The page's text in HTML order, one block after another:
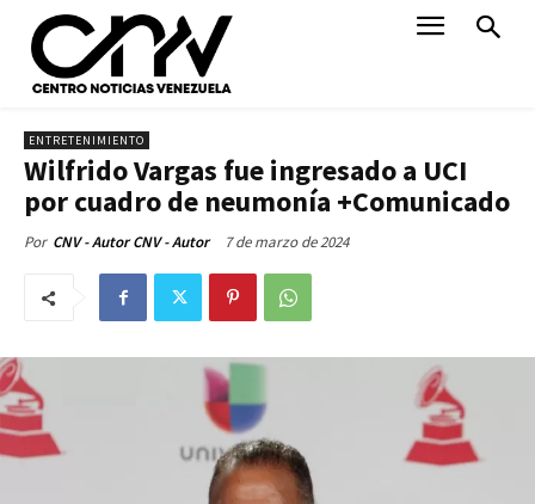
ENTRETENIMIENTO
Wilfrido Vargas fue ingresado a UCI
por cuadro de neumonía +Comunicado
Por CNV - Autor CNV - Autor 7 de marzo de 2024